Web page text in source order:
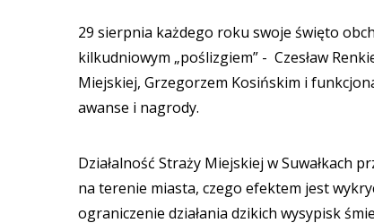
29 sierpnia każdego roku swoje święto
kilkudniowym „poślizgiem” - Czesław
Miejskiej, Grzegorzem Kosińskim i
awanse i nagrody.
Działalność Straży Miejskiej w Suwałkach
na terenie miasta, czego efektem jest
ograniczenie działania dzikich wysypisk